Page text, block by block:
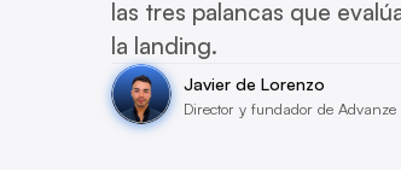
las tres palancas que
la landing.
Javier de Lorenzo
Director y fundador de Advanze